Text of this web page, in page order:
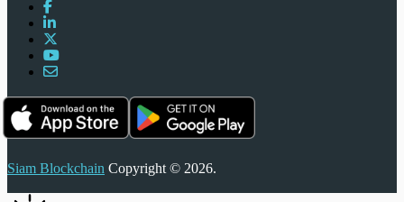
Siam Blockchain Copyright © 2026.